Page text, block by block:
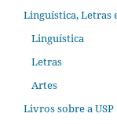
Linguística, Letras
Linguística
Letras
Artes
Livros sobre a USP